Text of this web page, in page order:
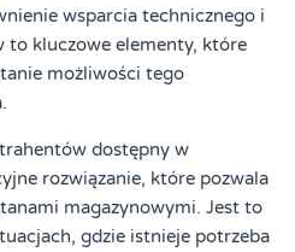
wsparcia technicznego i
to kluczowe elementy, które
możliwości tego
dostępny w
rozwiązanie, które pozwala
magazynowymi. Jest to
gdzie istnieje potrzeba